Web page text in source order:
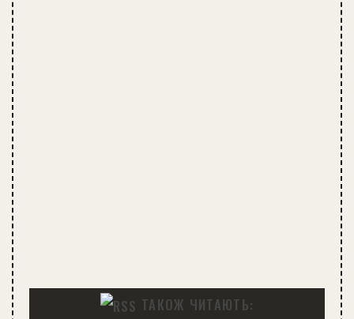
ТАКОЖ ЧИТАЮТЬ: